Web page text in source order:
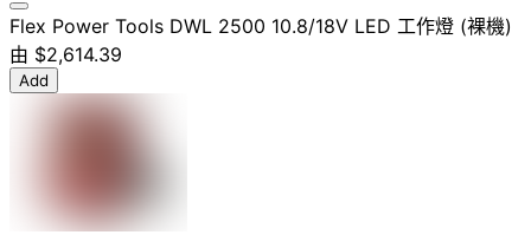
Flex Power Tools DWL 2500 10.8/18V LED 工作燈 (裸機)
由 $2,614.39
Add